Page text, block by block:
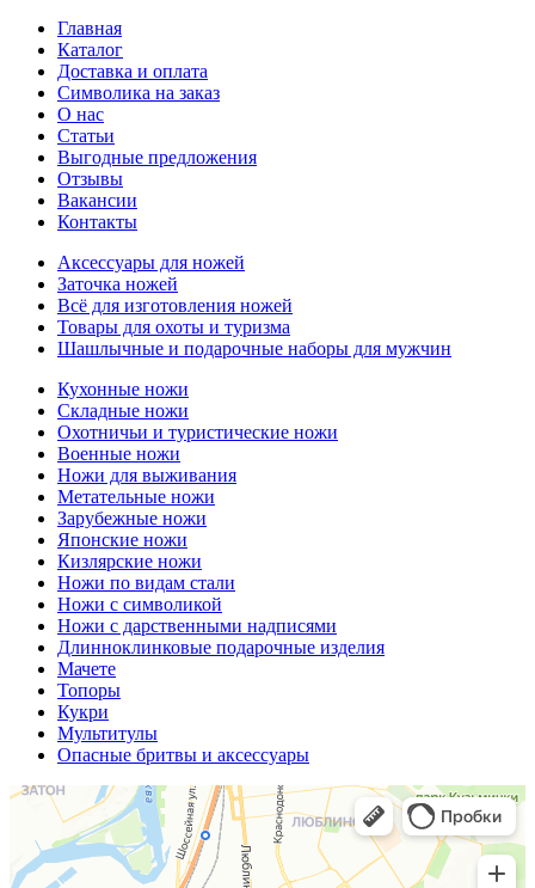
Главная
Каталог
Доставка и оплата
Символика на заказ
О нас
Статьи
Выгодные предложения
Отзывы
Вакансии
Контакты
Аксессуары для ножей
Заточка ножей
Всё для изготовления ножей
Товары для охоты и туризма
Шашлычные и подарочные наборы для мужчин
Кухонные ножи
Складные ножи
Охотничьи и туристические ножи
Военные ножи
Ножи для выживания
Метательные ножи
Зарубежные ножи
Японские ножи
Кизлярские ножи
Ножи по видам стали
Ножи с символикой
Ножи с дарственными надписями
Длинноклинковые подарочные изделия
Мачете
Топоры
Кукри
Мультитулы
Опасные бритвы и аксессуары